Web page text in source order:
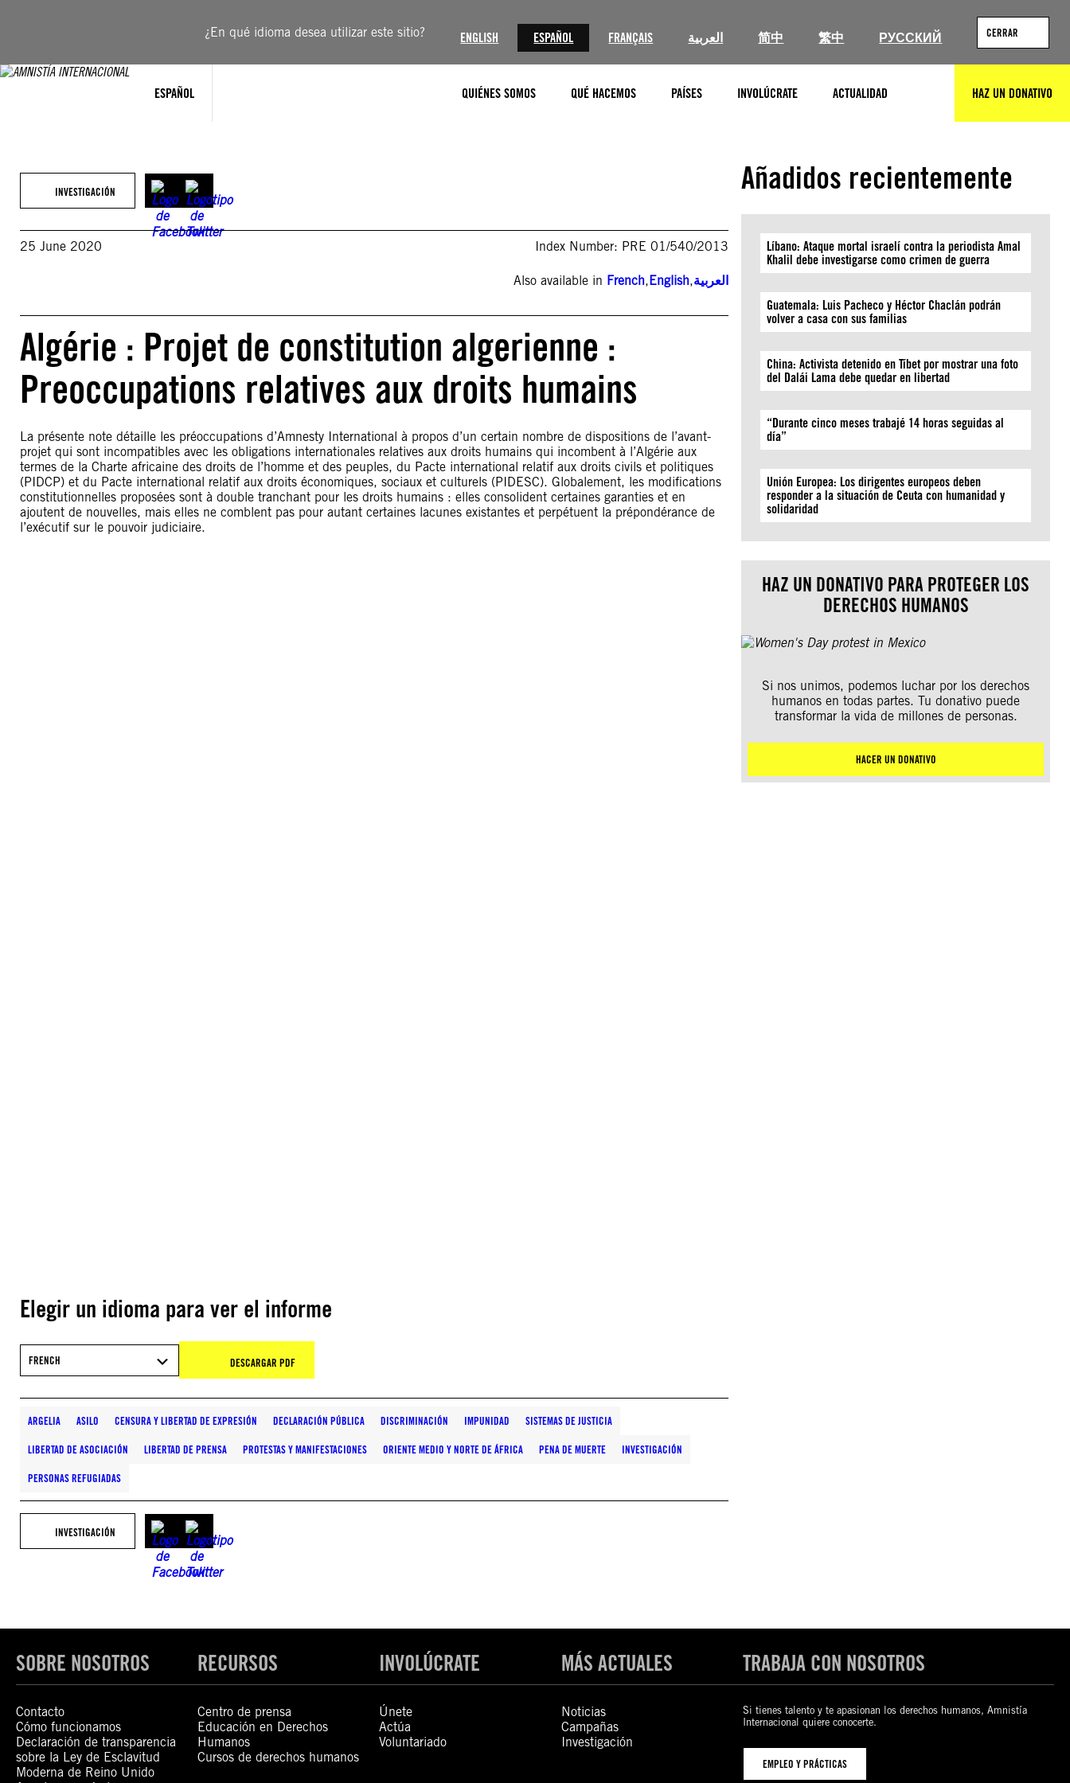
¿En qué idioma desea utilizar este sitio? ENGLISH ESPAÑOL FRANÇAIS العربية 简中 繁中 РУССКИЙ CERRAR
ESPAÑOL QUIÉNES SOMOS QUÉ HACEMOS PAÍSES INVOLÚCRATE ACTUALIDAD HAZ UN DONATIVO
INVESTIGACIÓN
25 June 2020 Index Number: PRE 01/540/2013
Also available in French,English,العربية
Algérie : Projet de constitution algerienne :
Preoccupations relatives aux droits humains
La présente note détaille les préoccupations d’Amnesty International à propos d’un certain nombre de dispositions de l’avant-
projet qui sont incompatibles avec les obligations internationales relatives aux droits humains qui incombent à l’Algérie aux
termes de la Charte africaine des droits de l’homme et des peuples, du Pacte international relatif aux droits civils et politiques
(PIDCP) et du Pacte international relatif aux droits économiques, sociaux et culturels (PIDESC). Globalement, les modifications
constitutionnelles proposées sont à double tranchant pour les droits humains : elles consolident certaines garanties et en
ajoutent de nouvelles, mais elles ne comblent pas pour autant certaines lacunes existantes et perpétuent la prépondérance de
l’exécutif sur le pouvoir judiciaire.
Elegir un idioma para ver el informe
FRENCH DESCARGAR PDF
ARGELIA ASILO CENSURA Y LIBERTAD DE EXPRESIÓN DECLARACIÓN PÚBLICA DISCRIMINACIÓN IMPUNIDAD SISTEMAS DE JUSTICIA
LIBERTAD DE ASOCIACIÓN LIBERTAD DE PRENSA PROTESTAS Y MANIFESTACIONES ORIENTE MEDIO Y NORTE DE ÁFRICA PENA DE MUERTE INVESTIGACIÓN
PERSONAS REFUGIADAS
INVESTIGACIÓN
Añadidos recientemente
Líbano: Ataque mortal israelí contra la periodista Amal
Khalil debe investigarse como crimen de guerra
Guatemala: Luis Pacheco y Héctor Chaclán podrán
volver a casa con sus familias
China: Activista detenido en Tíbet por mostrar una foto
del Dalái Lama debe quedar en libertad
“Durante cinco meses trabajé 14 horas seguidas al
día”
Unión Europea: Los dirigentes europeos deben
responder a la situación de Ceuta con humanidad y
solidaridad
HAZ UN DONATIVO PARA PROTEGER LOS
DERECHOS HUMANOS
Si nos unimos, podemos luchar por los derechos
humanos en todas partes. Tu donativo puede
transformar la vida de millones de personas.
HACER UN DONATIVO
SOBRE NOSOTROS
Contacto
Cómo funcionamos
Declaración de transparencia
sobre la Ley de Esclavitud
Moderna de Reino Unido
RECURSOS
Centro de prensa
Educación en Derechos
Humanos
Cursos de derechos humanos
INVOLÚCRATE
Únete
Actúa
Voluntariado
MÁS ACTUALES
Noticias
Campañas
Investigación
TRABAJA CON NOSOTROS
Si tienes talento y te apasionan los derechos humanos, Amnistía
Internacional quiere conocerte.
EMPLEO Y PRÁCTICAS